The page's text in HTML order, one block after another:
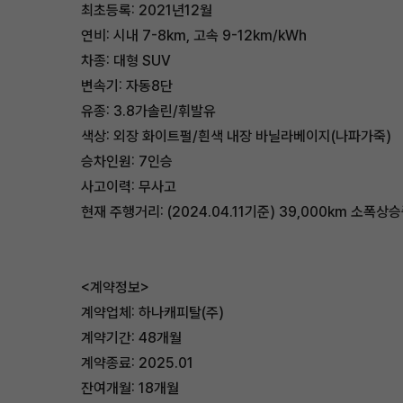
최초등록: 2021년12월
연비: 시내 7-8km, 고속 9-12km/kWh
차종: 대형 SUV
변속기: 자동8단
유종: 3.8가솔린/휘발유
색상: 외장 화이트펄/흰색 내장 바닐라베이지(나파가죽)
승차인원: 7인승
사고이력: 무사고
현재 주행거리: (2024.04.11기준) 39,000km 소폭상
<계약정보>
계약업체: 하나캐피탈(주)
계약기간: 48개월
계약종료: 2025.01
잔여개월: 18개월